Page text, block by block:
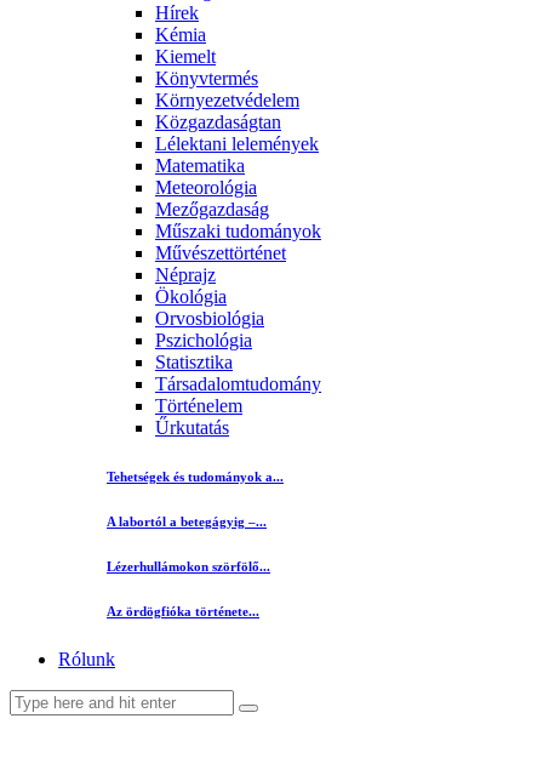
Hírek
Kémia
Kiemelt
Könyvtermés
Környezetvédelem
Közgazdaságtan
Lélektani lelemények
Matematika
Meteorológia
Mezőgazdaság
Műszaki tudományok
Művészettörténet
Néprajz
Ökológia
Orvosbiológia
Pszichológia
Statisztika
Társadalomtudomány
Történelem
Űrkutatás
Tehetségek és tudományok a...
A labortól a betegágyig –...
Lézerhullámokon szörfölő...
Az ördögfióka története...
Rólunk